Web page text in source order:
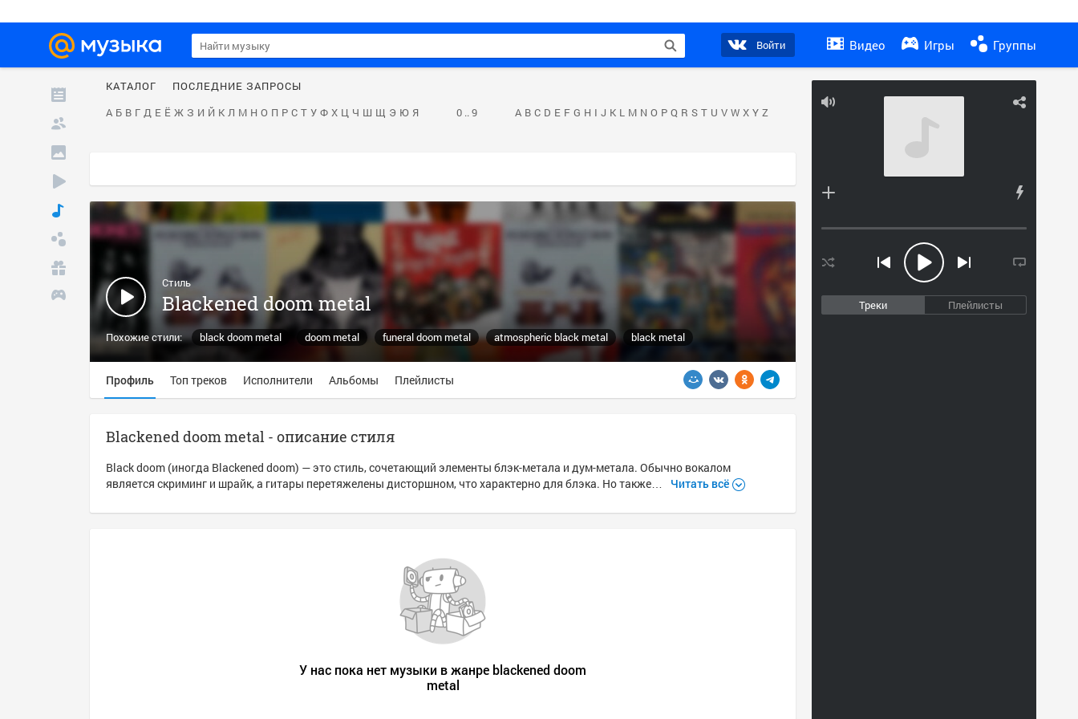
Войти Видео Игры Группы
Треки Плейлисты
КАТАЛОГ
ПОСЛЕДНИЕ ЗАПРОСЫ
А Б В Г Д Е Ё Ж З И Й К Л М Н О П Р С Т У Ф Х Ц Ч Ш Щ Э Ю Я 0 .. 9 A B C D E F G H I J K L M N O P Q R S T U V W X Y Z
Стиль
Blackened doom metal
Похожие стили: black doom metal doom metal funeral doom metal atmospheric black metal
black metal
atmospheric doom metal
funeral doom
Профиль Топ треков Исполнители Альбомы Плейлисты
Blackened doom metal - описание стиля
Black doom (иногда Blackened doom) — это стиль, сочетающий элементы блэк-метала и дум-метала. Обычно вокалом
является скриминг и шрайк, а гитары перетяжелены дисторшном, что характерно для блэка. Но также…
Читать всё
У нас пока нет музыки в жанре blackened doom
metal